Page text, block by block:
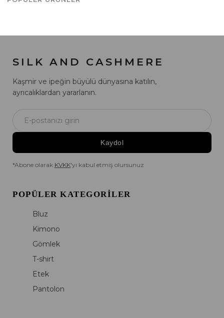
SILK AND CASHMERE
Kaşmir ve ipeğin büyülü dünyasına katılın,
ayrıcalıklardan yararlanın.
Kaydol
*Abone olarak KVKK'yı kabul etmiş olursunuz
POPÜLER KATEGORILER
Bluz
Kimono
Gömlek
T-shirt
Etek
Pantolon